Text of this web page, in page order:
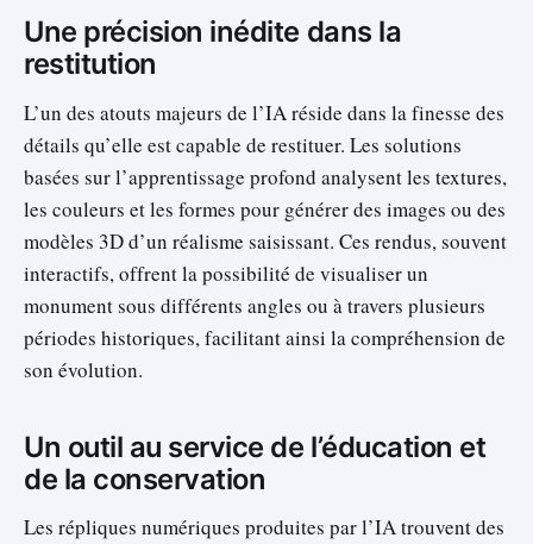
Une précision inédite dans la
restitution
L’un des atouts majeurs de l’IA réside dans la finesse des
détails qu’elle est capable de restituer. Les solutions
basées sur l’apprentissage profond analysent les textures,
les couleurs et les formes pour générer des images ou des
modèles 3D d’un réalisme saisissant. Ces rendus, souvent
interactifs, offrent la possibilité de visualiser un
monument sous différents angles ou à travers plusieurs
périodes historiques, facilitant ainsi la compréhension de
son évolution.
Un outil au service de l’éducation et
de la conservation
Les répliques numériques produites par l’IA trouvent des